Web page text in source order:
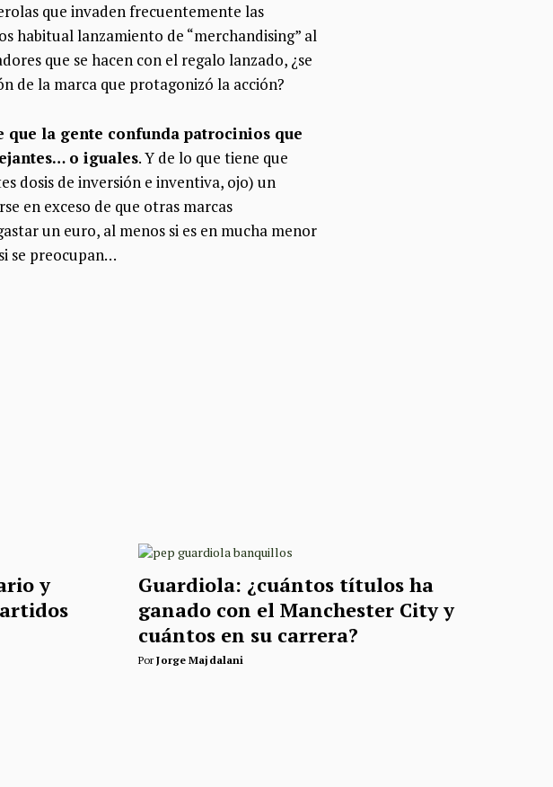
que invaden frecuentemente las
habitual lanzamiento de “merchandising” al
que se hacen con el regalo lanzado, ¿se
de la marca que protagonizó la acción?
que la gente confunda patrocinios que
o iguales. Y de lo que tiene que
dosis de inversión e inventiva, ojo) un
en exceso de que otras marcas
un euro, al menos si es en mucha menor
se preocupan…
y
Guardiola: ¿cuántos títulos ha
ganado con el Manchester City y
cuántos en su carrera?
PorJorge Majdalani